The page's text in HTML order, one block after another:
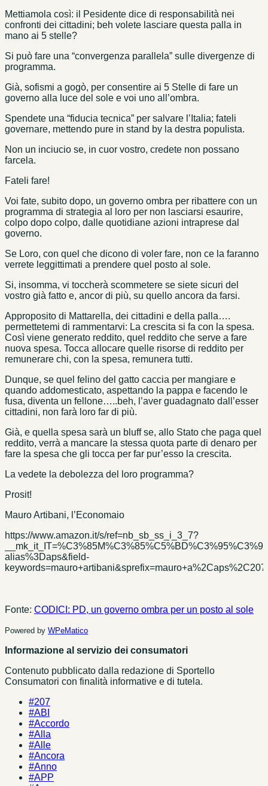
Mettiamola così: il Pesidente dice di responsabilità nei
confronti dei cittadini; beh volete lasciare questa palla in
mano ai 5 stelle?
Si può fare una “convergenza parallela” sulle divergenze di
programma.
Già, sofismi a gogò, per consentire ai 5 Stelle di fare un
governo alla luce del sole e voi uno all’ombra.
Spendete una “fiducia tecnica” per salvare l’Italia; fateli
governare, mettendo pure in stand by la destra populista.
Non un inciucio se, in cuor vostro, credete non possano
farcela.
Fateli fare!
Voi fate, subito dopo, un governo ombra per ribattere con un
programma di strategia al loro per non lasciarsi esaurire,
colpo dopo colpo, dalle quotidiane azioni intraprese dal
governo.
Se Loro, con quel che dicono di voler fare, non ce la faranno
verrete leggittimati a prendere quel posto al sole.
Si, insomma, vi toccherà scommetere se siete sicuri del
vostro già fatto e, ancor di più, su quello ancora da farsi.
Approposito di Mattarella, dei cittadini e della palla….
permettetemi di rammentarvi: La crescita si fa con la spesa.
Così viene generato reddito, quel reddito che serve a fare
nuova spesa. Tocca allocare quelle risorse di reddito per
remunerare chi, con la spesa, remunera tutti.
Dunque, se quel felino del gatto caccia per mangiare e
quando addomesticato, aspettando la pappa e facendo le
fusa, diventa un fellone…..beh, l’aver guadagnato dall’esser
cittadini, non farà loro far di più.
Già, e quella spesa sarà un bluff se, allo Stato che paga quel
reddito, verrà a mancare la stessa quota parte di denaro per
fare la spesa che gli tocca per far pur’esso la crescita.
La vedete la debolezza del loro programma?
Prosit!
Mauro Artibani, l’Economaio
https://www.amazon.it/s/ref=nb_sb_ss_i_3_7?
alias%3Daps&field-
Fonte: CODICI: PD, un governo ombra per un posto al sole
Powered by WPeMatico
Informazione al servizio dei consumatori
Contenuto pubblicato dalla redazione di Sportello
Consumatori con finalità informative e di tutela.
#207
#ABI
#Accordo
#Alla
#Alle
#Ancora
#Anno
#APP